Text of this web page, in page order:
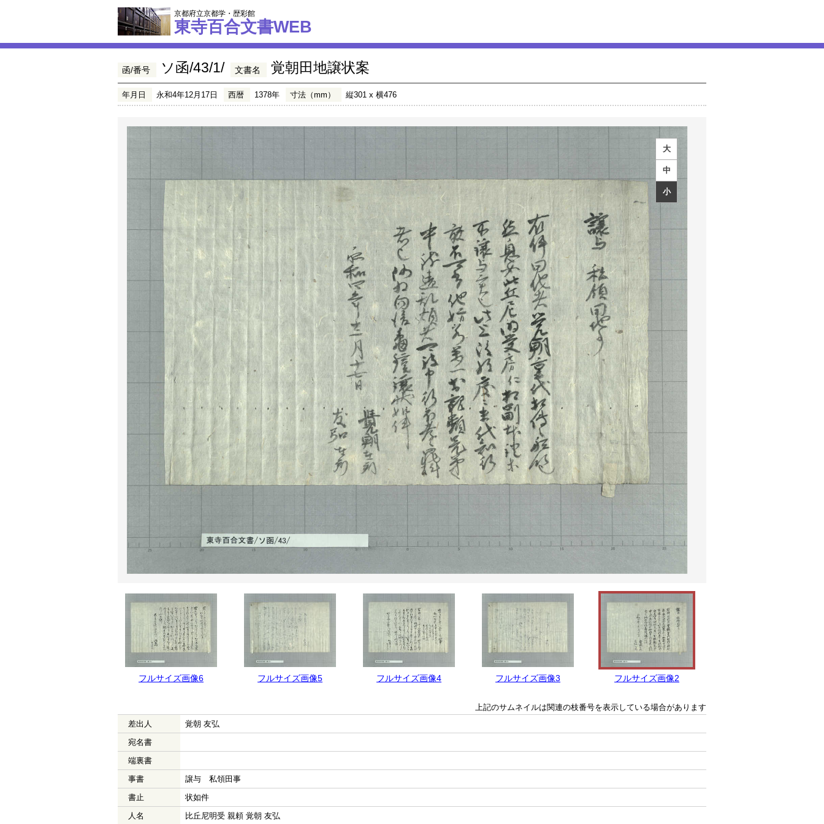
京都府立京都学・歴彩館
東寺百合文書WEB
函/番号 ソ函/43/1/ 文書名 覚朝田地譲状案
年月日 永和4年12月17日 西暦 1378年 寸法（mm） 縦301 x 横476
大
中
小
フルサイズ画像6 フルサイズ画像5 フルサイズ画像4 フルサイズ画像3 フルサイズ画像2
上記のサムネイルは関連の枝番号を表示している場合があります
差出人
覚朝 友弘
宛名書
端裏書
事書
譲与 私領田事
書止
状如件
人名
比丘尼明受 親頼 覚朝 友弘